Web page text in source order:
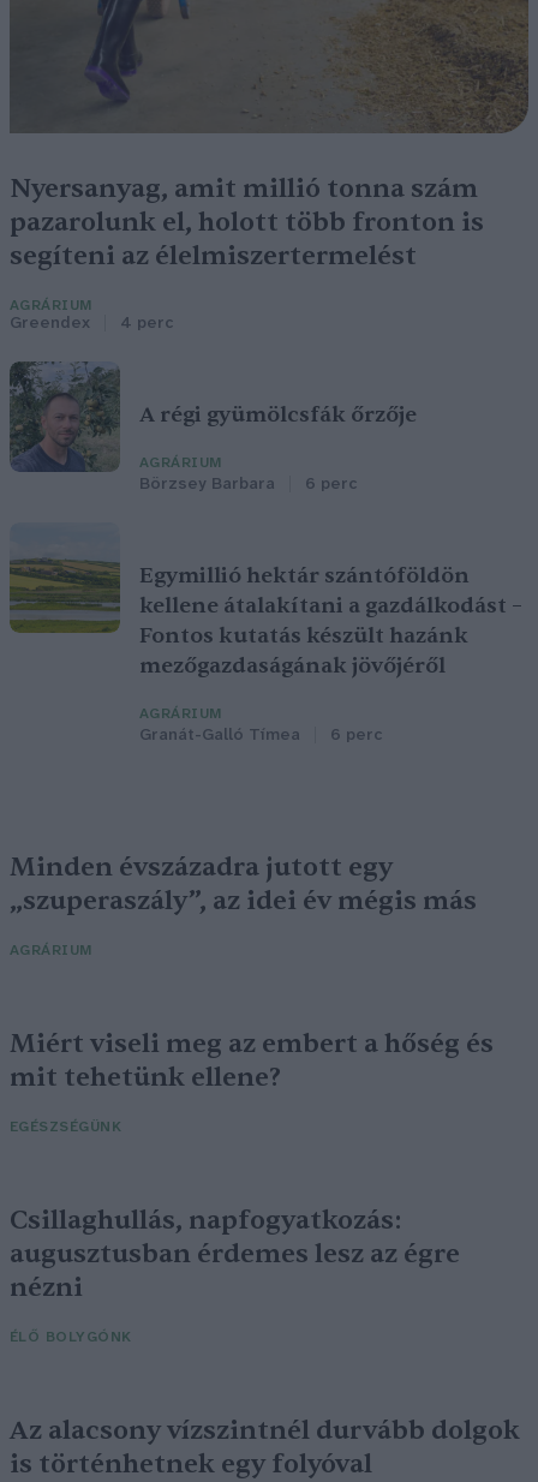
Nyersanyag, amit millió tonna szám
pazarolunk el, holott több fronton is
segíteni az élelmiszertermelést
AGRÁRIUM
Greendex 4 perc
A régi gyümölcsfák őrzője
AGRÁRIUM
Börzsey Barbara 6 perc
Egymillió hektár szántóföldön
kellene átalakítani a gazdálkodást –
Fontos kutatás készült hazánk
mezőgazdaságának jövőjéről
AGRÁRIUM
Granát-Galló Tímea 6 perc
Minden évszázadra jutott egy
„szuperaszály”, az idei év mégis más
AGRÁRIUM
Miért viseli meg az embert a hőség és
mit tehetünk ellene?
EGÉSZSÉGÜNK
Csillaghullás, napfogyatkozás:
augusztusban érdemes lesz az égre
nézni
ÉLŐ BOLYGÓNK
Az alacsony vízszintnél durvább dolgok
is történhetnek egy folyóval